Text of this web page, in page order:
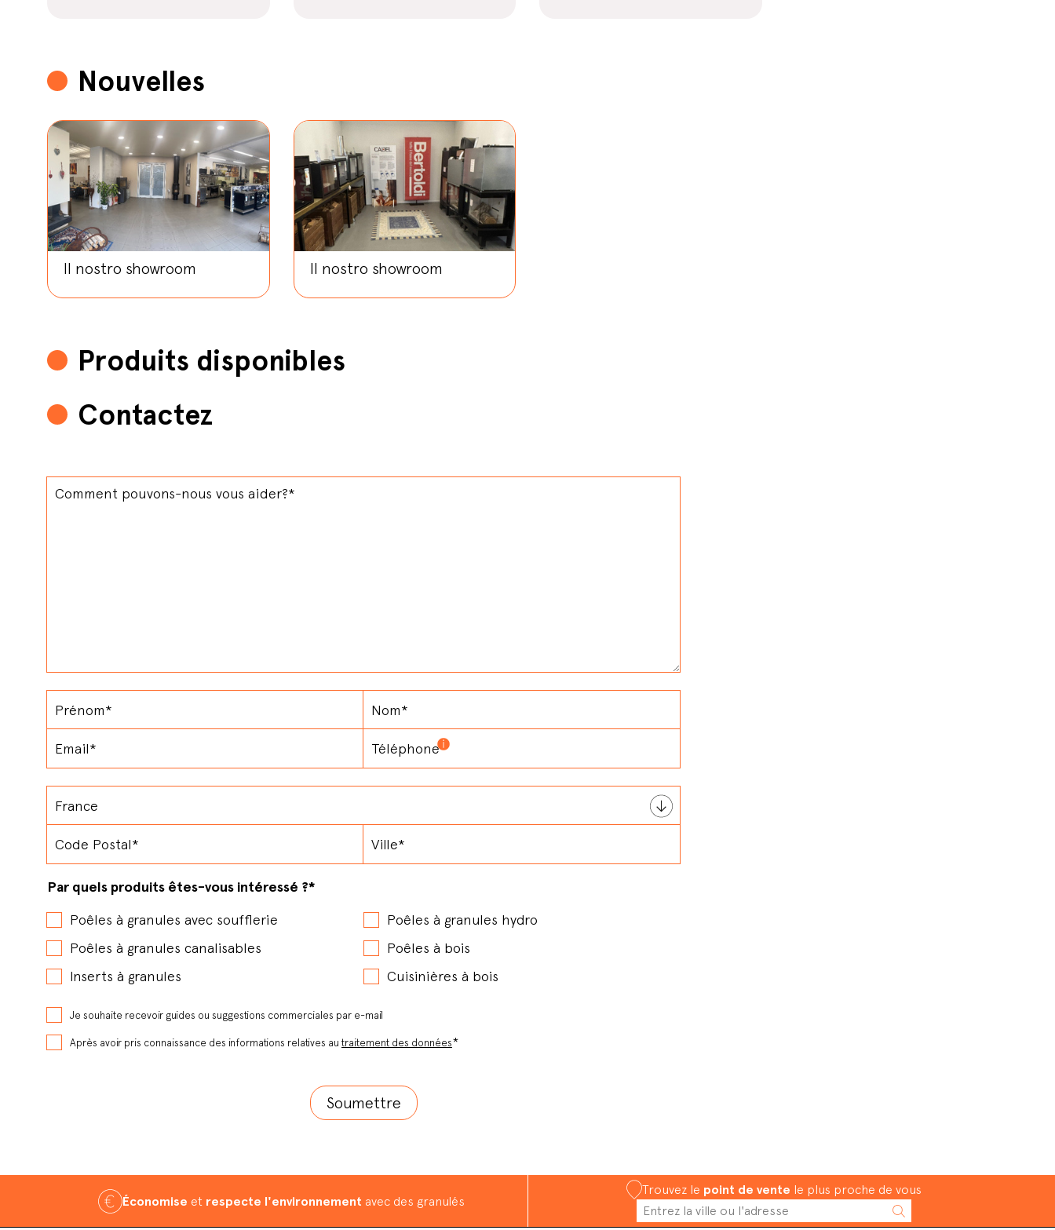
Nouvelles
Il nostro showroom Il nostro showroom
Produits disponibles
Contactez
Par quels produits êtes-vous intéressé ?*
Poêles à granules avec soufflerie
Poêles à granules hydro
Poêles à granules canalisables
Poêles à bois
Inserts à granules
Cuisinières à bois
Je souhaite recevoir guides ou suggestions commerciales par e-mail
Après avoir pris connaissance des informations relatives au traitement des données*
Économise et respecte l'environnement avec des granulés
Trouvez le point de vente le plus proche de vous